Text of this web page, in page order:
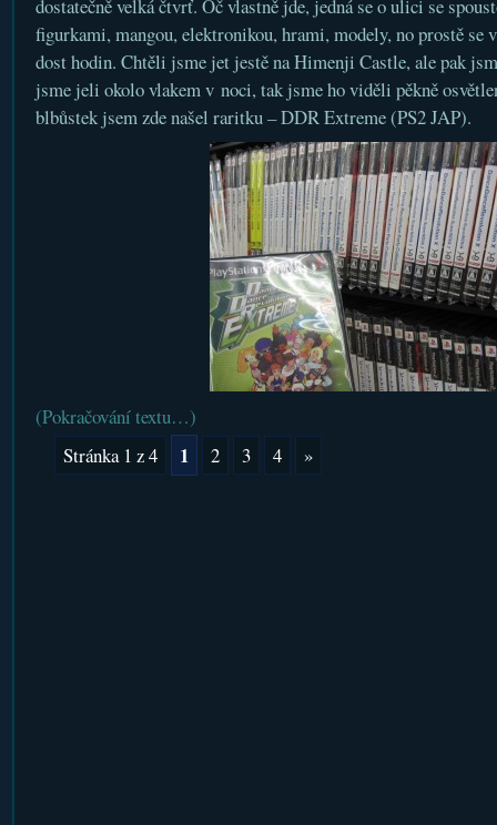
dostatečně velká čtvrť. Oč vlastně jde, jedná se o ulici se
figurkami, mangou, elektronikou, hrami, modely, no prostě se
dost hodin. Chtěli jsme jet jestě na Himenji Castle, ale pak
jsme jeli okolo vlakem v noci, tak jsme ho viděli pěkně
blbůstek jsem zde našel raritku – DDR Extreme (PS2 JAP).
(Pokračování textu…)
Stránka 1 z 4
1 2 3 4 »